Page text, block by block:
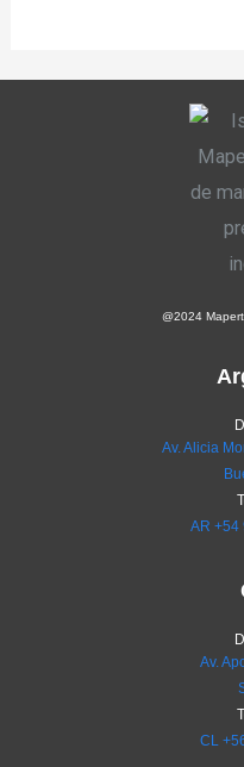
@2024
Av. Alicia
AR +54
Av.
CL